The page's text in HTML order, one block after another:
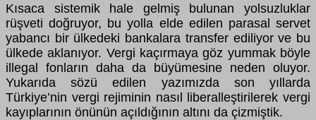
Kısaca sistemik hale gelmiş bulunan yolsuzluklar
rüşveti doğruyor, bu yolla elde edilen parasal servet
yabancı bir ülkedeki bankalara transfer ediliyor ve bu
ülkede aklanıyor. Vergi kaçırmaya göz yummak böyle
illegal fonların daha da büyümesine neden oluyor.
Yukarıda sözü edilen yazımızda son yıllarda
Türkiye’nin vergi rejiminin nasıl liberalleştirilerek vergi
kayıplarının önünün açıldığının altını da çizmiştik.